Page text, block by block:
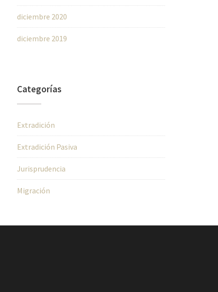
diciembre 2020
diciembre 2019
Categorías
Extradición
Extradición Pasiva
Jurisprudencia
Migración